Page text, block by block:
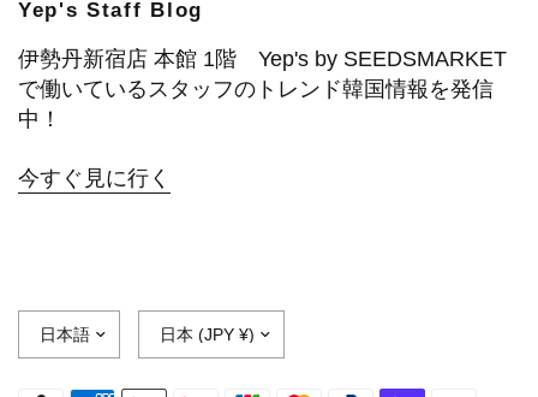
Yep's Staff Blog
伊勢丹新宿店 本館 1階 Yep's by SEEDSMARKET
で働いているスタッフのトレンド韓国情報を発信
中！
今すぐ見に行く